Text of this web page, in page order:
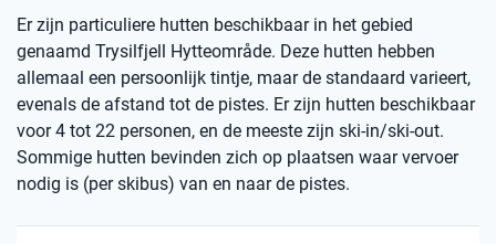
Er zijn particuliere hutten beschikbaar in het gebied
genaamd Trysilfjell Hytteområde. Deze hutten hebben
allemaal een persoonlijk tintje, maar de standaard varieert,
evenals de afstand tot de pistes. Er zijn hutten beschikbaar
voor 4 tot 22 personen, en de meeste zijn ski-in/ski-out.
Sommige hutten bevinden zich op plaatsen waar vervoer
nodig is (per skibus) van en naar de pistes.